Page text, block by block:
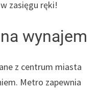
zasięgu ręki!
wynajem
z centrum miasta
Metro zapewnia